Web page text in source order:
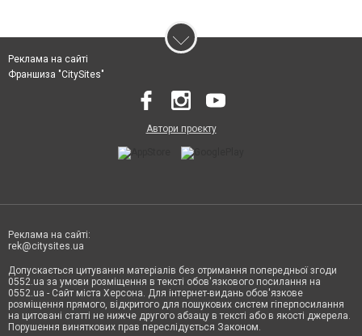
Реклама на сайті
Франшиза "CitySites"
Автори проєкту
Реклама на сайті:
rek@citysites.ua
Допускається цитування матеріалів без отримання попередньої згоди
0552.ua за умови розміщення в тексті обов'язкового посилання на
0552.ua - Сайт міста Херсона. Для інтернет-видань обов'язкове
розміщення прямого, відкритого для пошукових систем гіперпосилання
на цитовані статті не нижче другого абзацу в тексті або в якості джерела.
Порушення виняткових прав переслідується Законом.